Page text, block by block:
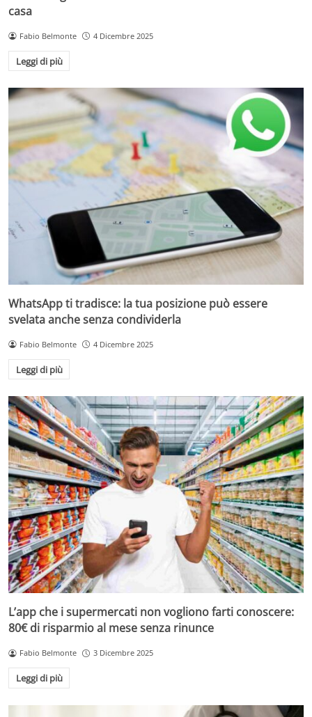
casa
Fabio Belmonte 4 Dicembre 2025
Leggi di più
WhatsApp ti tradisce: la tua posizione può essere
svelata anche senza condividerla
Fabio Belmonte 4 Dicembre 2025
Leggi di più
L’app che i supermercati non vogliono farti conoscere:
80€ di risparmio al mese senza rinunce
Fabio Belmonte 3 Dicembre 2025
Leggi di più